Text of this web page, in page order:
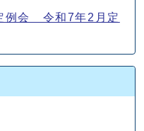
例会 令和7年2月定